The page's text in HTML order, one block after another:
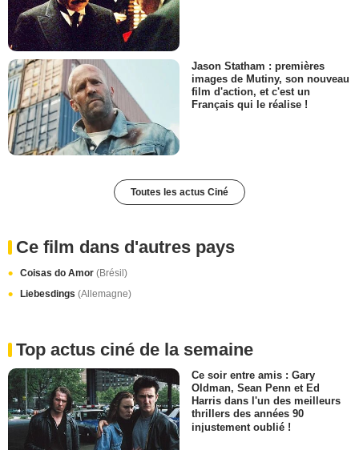
Jason Statham : premières
images de Mutiny, son nouveau
film d'action, et c'est un
Français qui le réalise !
Toutes les actus Ciné
Ce film dans d'autres pays
Coisas do Amor (Brésil)
Liebesdings (Allemagne)
Top actus ciné de la semaine
Ce soir entre amis : Gary
Oldman, Sean Penn et Ed
Harris dans l'un des meilleurs
thrillers des années 90
injustement oublié !